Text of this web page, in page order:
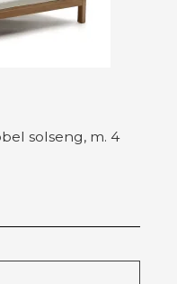
solseng, m. 4